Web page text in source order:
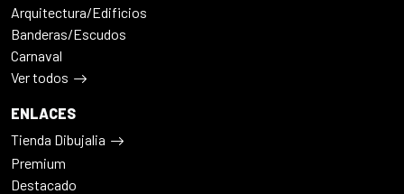
Arquitectura/Edificios
Banderas/Escudos
Carnaval
Ver todos
ENLACES
Tienda Dibujalia
Premium
Destacado